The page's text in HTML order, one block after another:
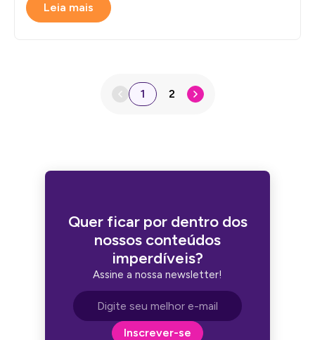
Leia mais
1 2
Quer ficar por dentro dos
nossos conteúdos
imperdíveis?
Assine a nossa newsletter!
Endereço de e-mail
Inscrever-se